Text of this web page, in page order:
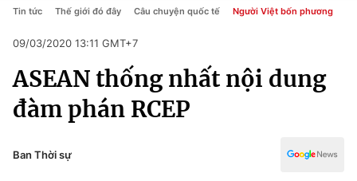
Chuyên mục
Chính trị
Chính trị
Pháp luật
Kinh tế
Thể thao
Truyền hình
Y tế
Tin tức Thế giới đó đây Câu chuyện quốc tế Người Việt bốn phương
09/03/2020 13:11 GMT+7
ASEAN thống nhất nội dung
đàm phán RCEP
Ban Thời sự